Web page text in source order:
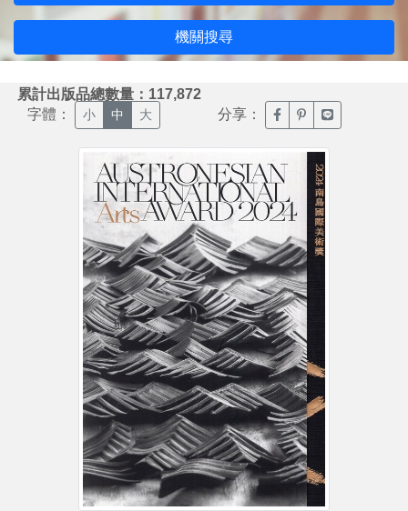
機關搜尋
累計出版品總數量：117,872
字體： 小 中 大 分享： 臉書分享(另開新視窗)
噗浪分享(另開新
Line分享(另